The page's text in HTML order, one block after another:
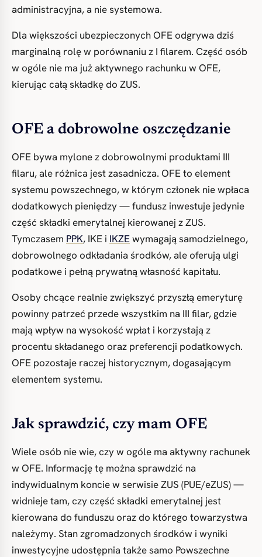
administracyjna, a nie systemowa.
Dla większości ubezpieczonych OFE odgrywa dziś
marginalną rolę w porównaniu z I filarem. Część osób
w ogóle nie ma już aktywnego rachunku w OFE,
kierując całą składkę do ZUS.
OFE a dobrowolne oszczędzanie
OFE bywa mylone z dobrowolnymi produktami III
filaru, ale różnica jest zasadnicza. OFE to element
systemu powszechnego, w którym członek nie wpłaca
dodatkowych pieniędzy — fundusz inwestuje jedynie
część składki emerytalnej kierowanej z ZUS.
Tymczasem PPK, IKE i IKZEwymagają samodzielnego,
dobrowolnego odkładania środków, ale oferują ulgi
podatkowe i pełną prywatną własność kapitału.
Osoby chcące realnie zwiększyć przyszłą emeryturę
powinny patrzeć przede wszystkim na III filar, gdzie
mają wpływ na wysokość wpłat i korzystają z
procentu składanego oraz preferencji podatkowych.
OFE pozostaje raczej historycznym, dogasającym
elementem systemu.
Jak sprawdzić, czy mam OFE
Wiele osób nie wie, czy w ogóle ma aktywny rachunek
w OFE. Informację tę można sprawdzić na
indywidualnym koncie w serwisie ZUS (PUE/eZUS) —
widnieje tam, czy część składki emerytalnej jest
kierowana do funduszu oraz do którego towarzystwa
należymy. Stan zgromadzonych środków i wyniki
inwestycyjne udostępnia także samo Powszechne